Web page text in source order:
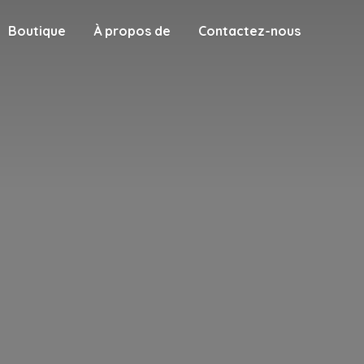
Boutique À propos de Contactez-nous